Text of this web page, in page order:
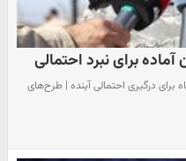
برای نبرد احتمالی
برای درگیری احتمالی آینده | طرح‌های